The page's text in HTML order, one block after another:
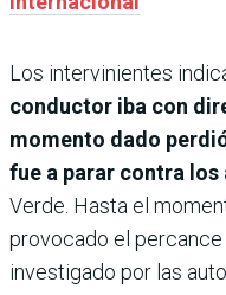
Los intervinientes
conductor iba con
momento dado
fue a parar contra los
Verde. Hasta el
provocado el
investigado por las